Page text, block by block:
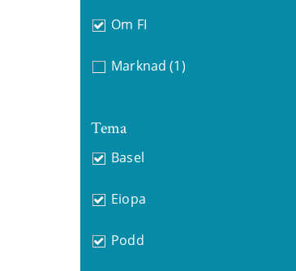
Om FI
Marknad (1)
Tema
Basel
Eiopa
Podd